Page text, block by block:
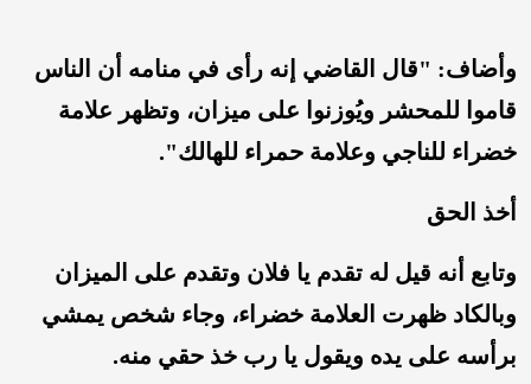
وأضاف: "قال القاضي إنه رأى في منامه أن الناس
قاموا للمحشر ويُوزنوا على ميزان، وتظهر علامة
خضراء للناجي وعلامة حمراء للهالك".
أخذ الحق
وتابع أنه قيل له تقدم يا فلان وتقدم على الميزان
وبالكاد ظهرت العلامة خضراء، وجاء شخص يمشي
برأسه على يده ويقول يا رب خذ حقي منه.